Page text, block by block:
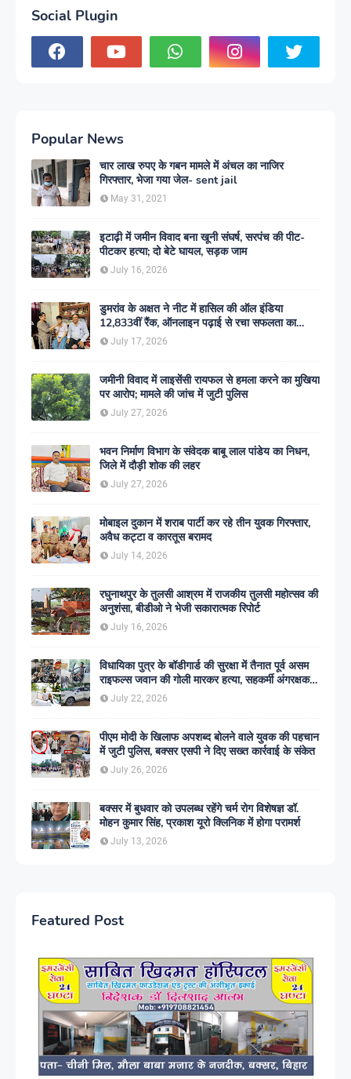
Social Plugin
Popular News
चार लाख रुपए के गबन मामले में अंचल का नाजिर
गिरफ्तार, भेजा गया जेल- sent jail
May 31, 2021
इटाढ़ी में जमीन विवाद बना खूनी संघर्ष, सरपंच की पीट-
पीटकर हत्या; दो बेटे घायल, सड़क जाम
July 16, 2026
डुमरांव के अक्षत ने नीट में हासिल की ऑल इंडिया
12,833वीं रैंक, ऑनलाइन पढ़ाई से रचा सफलता का
इतिहास
July 17, 2026
जमीनी विवाद में लाइसेंसी रायफल से हमला करने का मुखिया
पर आरोप; मामले की जांच में जुटी पुलिस
July 27, 2026
भवन निर्माण विभाग के संवेदक बाबू लाल पांडेय का निधन,
जिले में दौड़ी शोक की लहर
July 27, 2026
मोबाइल दुकान में शराब पार्टी कर रहे तीन युवक गिरफ्तार,
अवैध कट्टा व कारतूस बरामद
July 14, 2026
रघुनाथपुर के तुलसी आश्रम में राजकीय तुलसी महोत्सव की
अनुशंसा, बीडीओ ने भेजी सकारात्मक रिपोर्ट
July 16, 2026
विधायिका पुत्र के बॉडीगार्ड की सुरक्षा में तैनात पूर्व असम
राइफल्स जवान की गोली मारकर हत्या, सहकर्मी अंगरक्षक
गिरफ्तार
July 22, 2026
पीएम मोदी के खिलाफ अपशब्द बोलने वाले युवक की पहचान
में जुटी पुलिस, बक्सर एसपी ने दिए सख्त कार्रवाई के संकेत
July 26, 2026
बक्सर में बुधवार को उपलब्ध रहेंगे चर्म रोग विशेषज्ञ डॉ.
मोहन कुमार सिंह, प्रकाश यूरो क्लिनिक में होगा परामर्श
July 13, 2026
Featured Post